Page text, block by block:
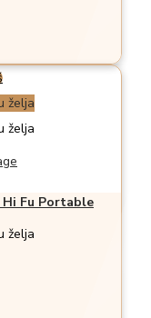
želja
želja
Fu Portable
želja